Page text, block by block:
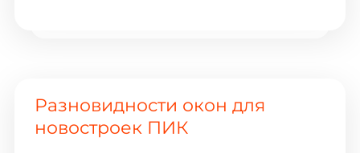
Разновидности окон для
новостроек ПИК